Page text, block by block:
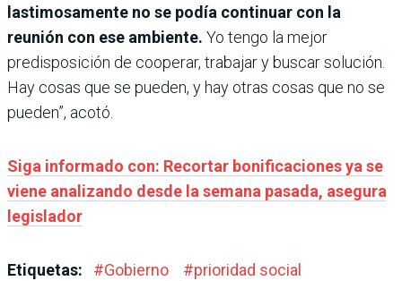
lastimosamente no se podía continuar con la
reunión con ese ambiente. Yo tengo la mejor
predisposición de cooperar, trabajar y buscar solución.
Hay cosas que se pueden, y hay otras cosas que no se
pueden”, acotó.
Siga informado con: Recortar bonificaciones ya se
viene analizando desde la semana pasada, asegura
legislador
Etiquetas: #Gobierno #prioridad social